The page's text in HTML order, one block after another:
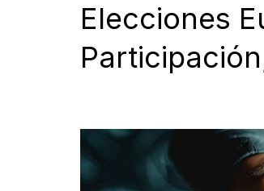
Elecciones